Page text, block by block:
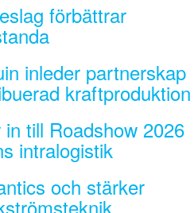
förbättrar
inleder partnerskap
kraftproduktion
till Roadshow 2026
intralogistik
och stärker